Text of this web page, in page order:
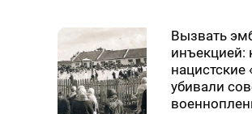
Вызвать
инъекцией:
нацистские
убивали